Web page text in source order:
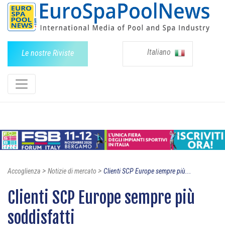
Le nostre Riviste Italiano
Accoglienza > Notizie di mercato > Clienti SCP Europe sempre più...
Clienti SCP Europe sempre più
soddisfatti